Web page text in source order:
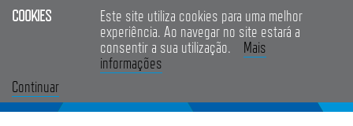
COOKIES
Este site utiliza cookies para uma melhor
experiência. Ao navegar no site estará a
consentir a sua utilização. Mais
informações
Continuar